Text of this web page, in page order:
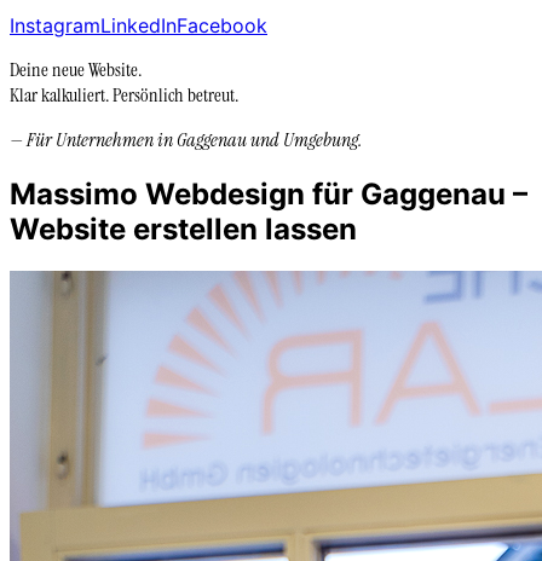
InstagramLinkedInFacebook
Deine neue Website.
Klar kalkuliert.Persönlich betreut.
—Für Unternehmen inGaggenauund Umgebung.
Massimo Webdesign für Gaggenau –
Website erstellen lassen